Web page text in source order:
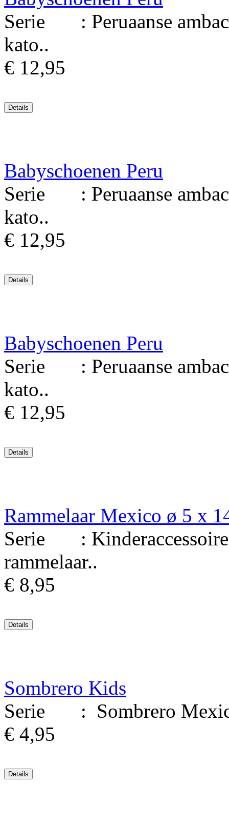
Serie : Peruaanse
kato..
€ 12,95
Babyschoenen Peru
Serie : Peruaanse
kato..
€ 12,95
Babyschoenen Peru
Serie : Peruaanse
kato..
€ 12,95
Rammelaar Mexico ø 5 x
Serie :
rammelaar..
€ 8,95
Sombrero Kids
Serie : Sombrero
€ 4,95